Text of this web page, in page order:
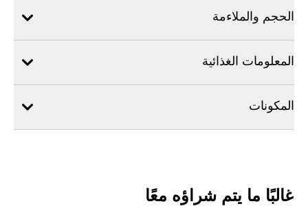
الحجم والملاءمة
المعلومات الغذائية
المكونات
غالبًا ما يتم شراؤه معًا